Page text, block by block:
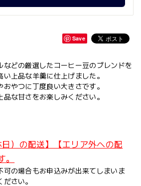
Save
などの厳選したコーヒー豆のブレンドを
上品な羊羹に仕上げました。
やつに丁度良い大きさです。
な甘さをお楽しみください。
）の配送】【エリア外への配
可の場合もお申込みが出来てしまいま
さい。